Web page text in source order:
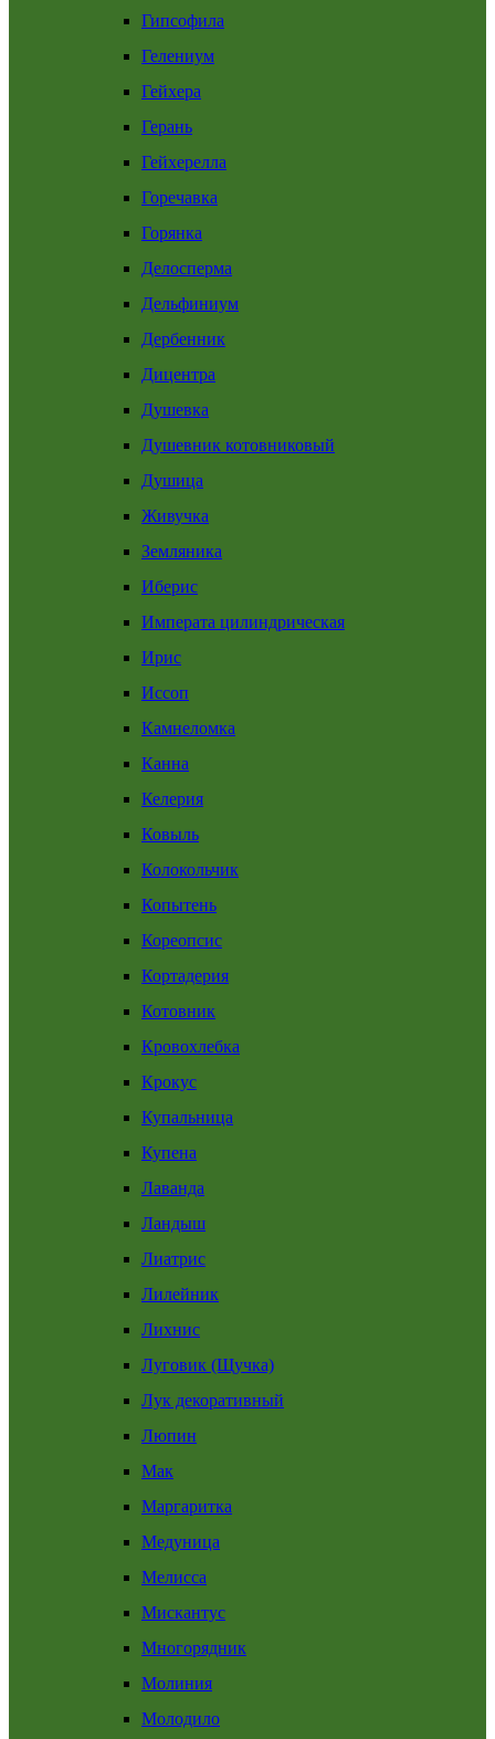
Гипсофила
Гелениум
Гейхера
Герань
Гейхерелла
Горечавка
Горянка
Делосперма
Дельфиниум
Дербенник
Дицентра
Душевка
Душевник котовниковый
Душица
Живучка
Земляника
Иберис
Императа цилиндрическая
Ирис
Иссоп
Камнеломка
Канна
Келерия
Ковыль
Колокольчик
Копытень
Кореопсис
Кортадерия
Котовник
Кровохлебка
Крокус
Купальница
Купена
Лаванда
Ландыш
Лиатрис
Лилейник
Лихнис
Луговик (Щучка)
Лук декоративный
Люпин
Мак
Маргаритка
Медуница
Мелисса
Мискантус
Многорядник
Молиния
Молодило